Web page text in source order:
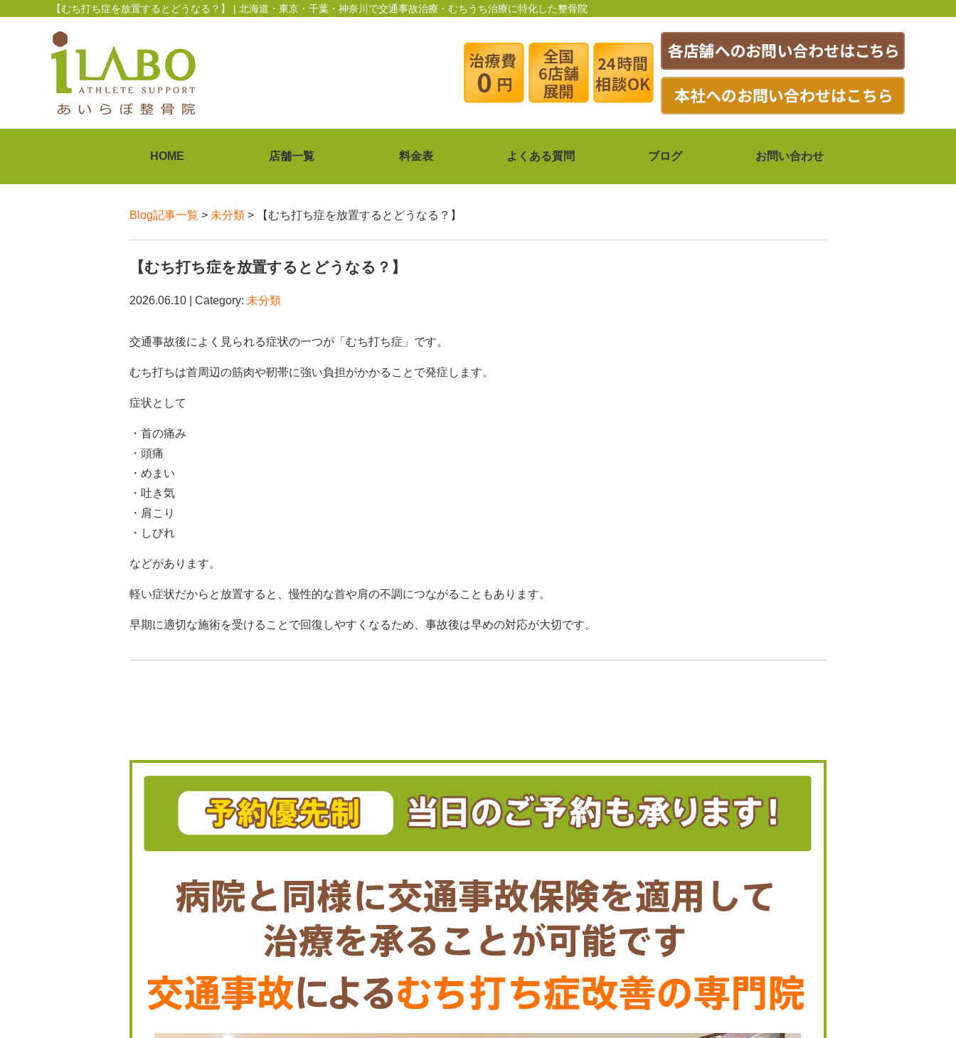
【むち打ち症を放置するとどうなる？】 | 北海道・東京・千葉・神奈川で交通事故治療・むちうち治療に特化した整骨院
HOME 店舗一覧 料金表 よくある質問 ブログ お問い合わせ
Blog記事一覧 > 未分類 > 【むち打ち症を放置するとどうなる？】
【むち打ち症を放置するとどうなる？】
2026.06.10 | Category: 未分類
交通事故後によく見られる症状の一つが「むち打ち症」です。
むち打ちは首周辺の筋肉や靭帯に強い負担がかかることで発症します。
症状として
・首の痛み
・頭痛
・めまい
・吐き気
・肩こり
・しびれ
などがあります。
軽い症状だからと放置すると、慢性的な首や肩の不調につながることもあります。
早期に適切な施術を受けることで回復しやすくなるため、事故後は早めの対応が大切です。